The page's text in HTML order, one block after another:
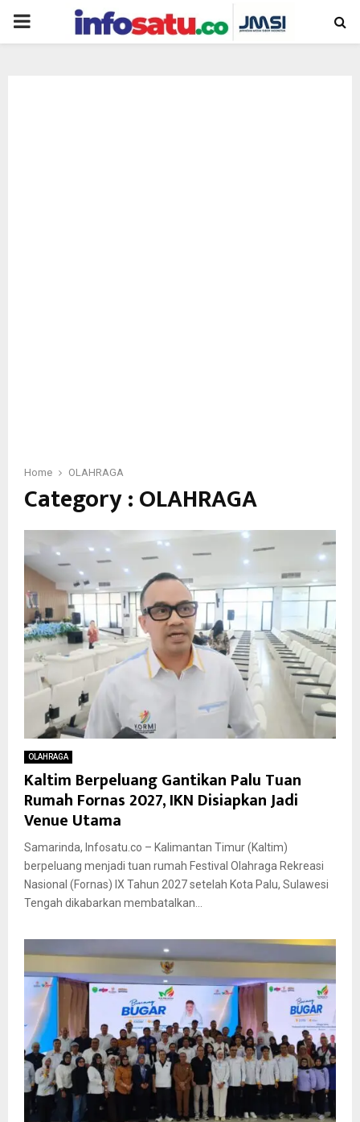
PRIMARY
Home OLAHRAGA
Category : OLAHRAGA
OLAHRAGA
Kaltim Berpeluang Gantikan Palu Tuan
Rumah Fornas 2027, IKN Disiapkan Jadi
Venue Utama
Samarinda, Infosatu.co – Kalimantan Timur (Kaltim)
berpeluang menjadi tuan rumah Festival Olahraga Rekreasi
Nasional (Fornas) IX Tahun 2027 setelah Kota Palu, Sulawesi
Tengah dikabarkan membatalkan...